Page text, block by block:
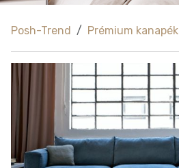
Posh-Trend Prémium kanapék